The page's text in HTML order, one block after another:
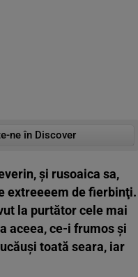
ne în Discover
şi rusoaica sa,
extreeeem de fierbinţi.
la purtător cele mai
aceea, ce-i frumos şi
toată seara, iar